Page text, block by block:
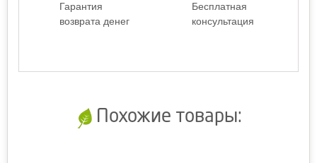
Гарантия
возврата денег
Бесплатная
консультация
Похожие товары: